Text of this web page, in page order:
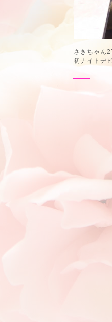
さきちゃん
初ナイトデ